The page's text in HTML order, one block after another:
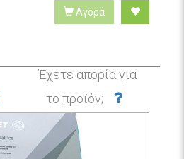
Αγορά
Έχετε απορία για
το προϊόν;